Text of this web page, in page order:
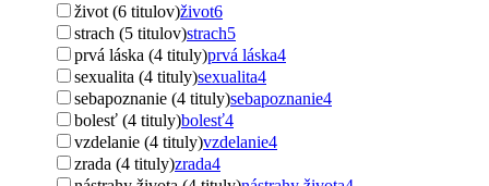
život (6 titulov)život6
strach (5 titulov)strach5
prvá láska (4 tituly)prvá láska4
sexualita (4 tituly)sexualita4
sebapoznanie (4 tituly)sebapoznanie4
bolesť (4 tituly)bolesť4
vzdelanie (4 tituly)vzdelanie4
zrada (4 tituly)zrada4